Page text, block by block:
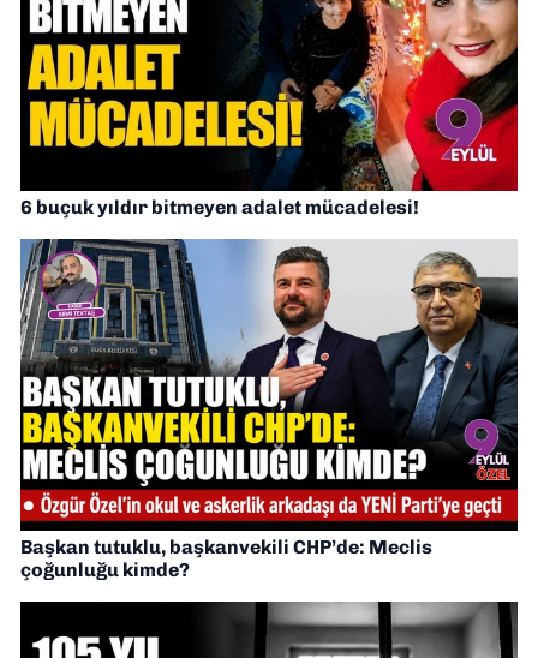
6 buçuk yıldır bitmeyen adalet mücadelesi!
Başkan tutuklu, başkanvekili CHP’de: Meclis
çoğunluğu kimde?